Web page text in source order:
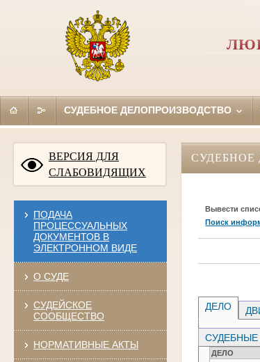
СУДЕБНОЕ ДЕЛОПРОИЗВОДСТВО
ВЕРСИЯ ДЛЯ
СЛАБОВИДЯЩИХ
ПОДАЧА
ПРОЦЕССУАЛЬНЫХ
ДОКУМЕНТОВ В
ЭЛЕКТРОННОМ ВИДЕ
О СУДЕ
СУДЕЙСКОЕ
СООБЩЕСТВО
НОРМАТИВНЫЕ АКТЫ
СУДЕБНОЕ
Вывести
Поиск
ДЕЛО
СУДЕБНЫЕ
ДЕЛО